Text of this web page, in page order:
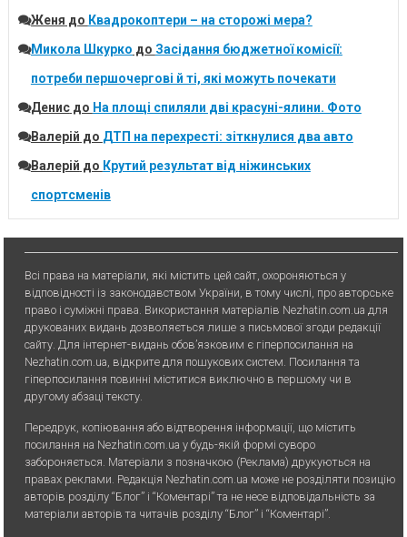
Женя до Квадрокоптери – на сторожі мера?
Микола Шкурко до Засідання бюджетної комісії:
потреби першочергові й ті, які можуть почекати
Денисдо На площі спиляли дві красуні-ялини. Фото
Валерій до ДТП на перехресті: зіткнулися два авто
Валерій до Крутий результат від ніжинських
спортсменів
Всі права на матеріали, які містить цей сайт, охороняються у
відповідності із законодавством України, в тому числі, про авторське
право і суміжні права. Використання матерiалiв Nezhatin.com.ua для
друкованих видань дозволяється лише з письмової згоди редакції
сайту. Для iнтернет-видань обов’язковим є гiперпосилання на
Nezhatin.com.ua, відкрите для пошукових систем. Посилання та
гіперпосилання повинні міститися виключно в першому чи в
другому абзаці тексту.
Передрук, копiювання або вiдтворення iнформацiї, що мiстить
посилання на Nezhatin.com.ua у будь-якiй формi суворо
забороняється. Матеріали з позначкою (Реклама) друкуються на
правах реклами. Редакція Nezhatin.com.ua може не розділяти позицію
авторів розділу “Блог” і “Коментарі” та не несе відповідальність за
матеріали авторів та читачів розділу “Блог” і “Коментарі”.